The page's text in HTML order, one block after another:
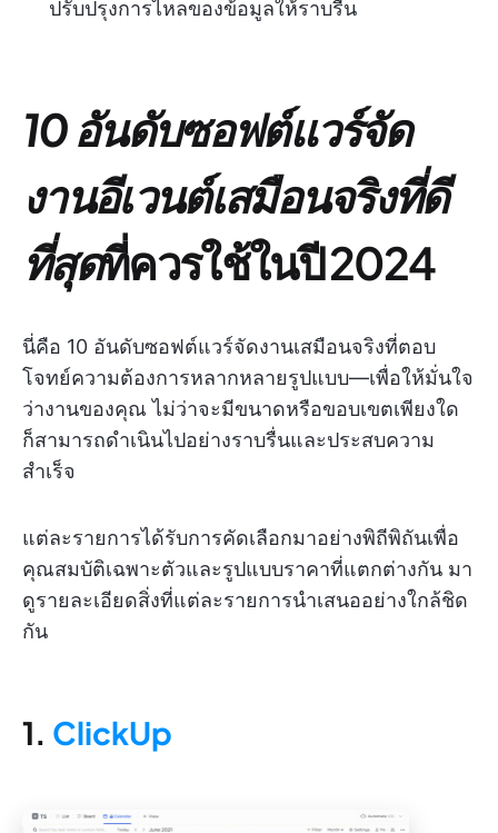
ปรับปรุงการไหลของข้อมูลให้ราบรื่น
10 อันดับซอฟต์แวร์จัด
งานอีเวนต์เสมือนจริงที่ดี
ที่สุดที่ควรใช้ในปี 2024
นี่คือ 10 อันดับซอฟต์แวร์จัดงานเสมือนจริงที่ตอบ
โจทย์ความต้องการหลากหลายรูปแบบ—เพื่อให้มั่นใจ
ว่างานของคุณ ไม่ว่าจะมีขนาดหรือขอบเขตเพียงใด
ก็สามารถดำเนินไปอย่างราบรื่นและประสบความ
สำเร็จ
แต่ละรายการได้รับการคัดเลือกมาอย่างพิถีพิถันเพื่อ
คุณสมบัติเฉพาะตัวและรูปแบบราคาที่แตกต่างกัน มา
ดูรายละเอียดสิ่งที่แต่ละรายการนำเสนออย่างใกล้ชิด
กัน
1. ClickUp